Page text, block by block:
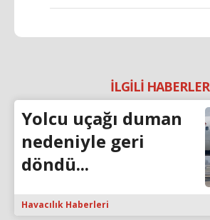
İLGİLİ HABERLER
Yolcu uçağı duman
nedeniyle geri
döndü...
Havacılık Haberleri